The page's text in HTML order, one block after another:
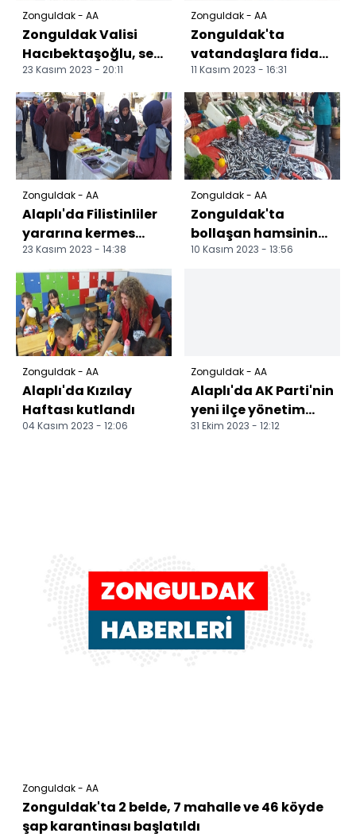
Zonguldak - AA
Zonguldak Valisi
Hacıbektaşoğlu, sel
ve fırtınadan
etkilenen bölgelerde
inc...
23 Kasım 2023 - 20:11
Zonguldak - AA
Zonguldak'ta
vatandaşlara fidan
dağıtıldı
11 Kasım 2023 - 16:31
Zonguldak - AA
Alaplı'da Filistinliler
yararına kermes
düzenlendi
23 Kasım 2023 - 14:38
Zonguldak - AA
Zonguldak'ta
bollaşan hamsinin
fiyatı 50 liraya düştü
10 Kasım 2023 - 13:56
Zonguldak - AA
Alaplı'da Kızılay
Haftası kutlandı
04 Kasım 2023 - 12:06
Zonguldak - AA
Alaplı'da AK Parti'nin
yeni ilçe yönetim
kurulu belirlendi
31 Ekim 2023 - 12:12
Zonguldak - AA
Zonguldak'ta 2 belde, 7 mahalle ve 46 köyde
şap karantinası başlatıldı